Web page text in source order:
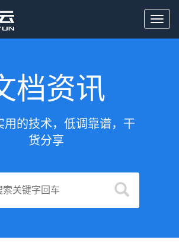
档资讯
用的技术，低调靠谱，干
货分享